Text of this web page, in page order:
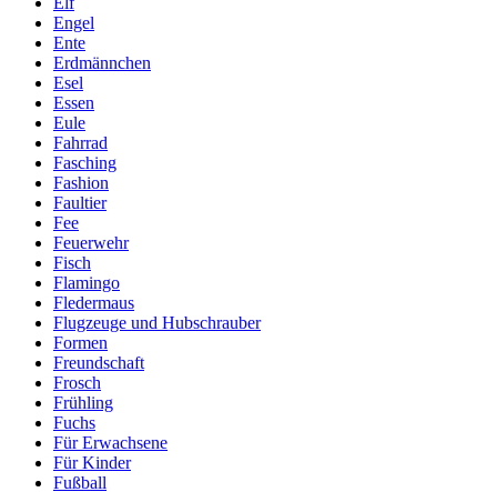
Engel
Ente
Erdmännchen
Esel
Essen
Eule
Fahrrad
Fasching
Fashion
Faultier
Fee
Feuerwehr
Fisch
Flamingo
Fledermaus
Flugzeuge und Hubschrauber
Formen
Freundschaft
Frosch
Frühling
Fuchs
Für Erwachsene
Für Kinder
Fußball